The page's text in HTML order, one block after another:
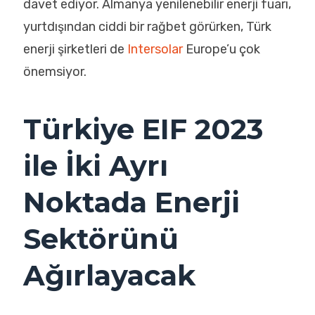
davet ediyor. Almanya yenilenebilir enerji fuarı,
yurtdışından ciddi bir rağbet görürken, Türk
enerji şirketleri de IntersolarEurope’u çok
önemsiyor.
Türkiye EIF 2023
ile İki Ayrı
Noktada Enerji
Sektörünü
Ağırlayacak